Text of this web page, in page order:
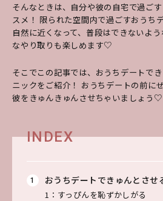
そんなときは、自分や彼の自宅で過ご
スメ！ 限られた空間内で過ごすおうち
自然に近くなって、普段はできないよ
なやり取りも楽しめます♡
そこでこの記事では、おうちデートで
ニックをご紹介！ おうちデートの前に
彼をきゅんきゅんさせちゃいましょう♡
INDEX
おうちデートできゅんとさせ
1：すっぴんを恥ずかしがる